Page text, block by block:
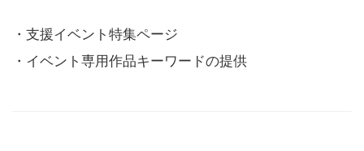
・支援イベント特集ページ
・イベント専用作品キーワードの提供